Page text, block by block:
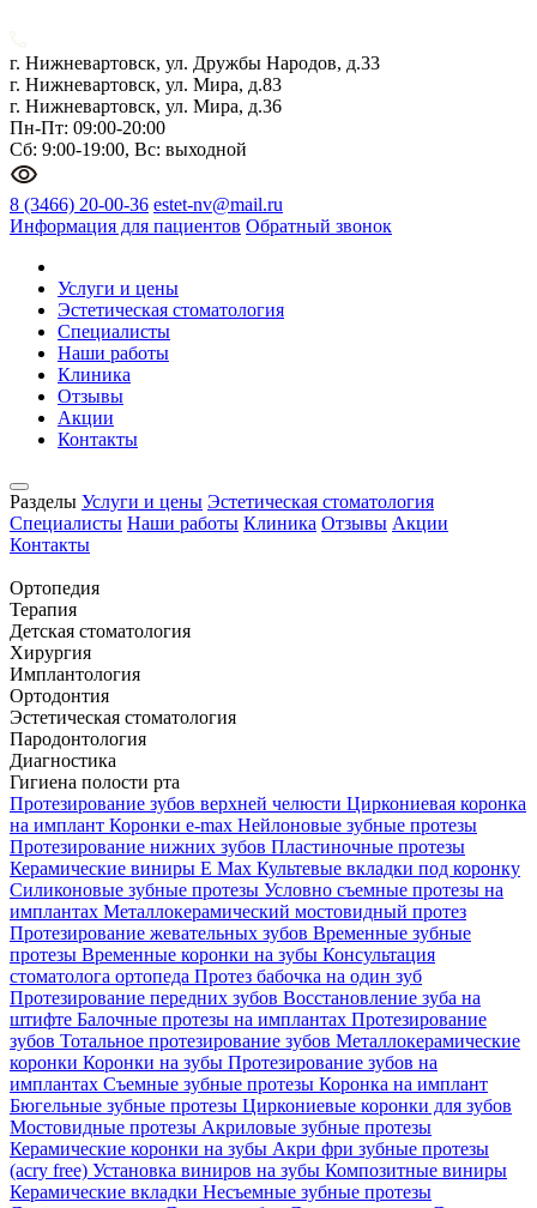
г. Нижневартовск, ул. Дружбы Народов, д.33
г. Нижневартовск, ул. Мира, д.83
г. Нижневартовск, ул. Мира, д.36
Пн-Пт: 09:00-20:00
Сб: 9:00-19:00, Вс: выходной
8 (3466) 20-00-36 estet-nv@mail.ru
Информация для пациентов Обратный звонок
Услуги и цены
Эстетическая стоматология
Специалисты
Наши работы
Клиника
Отзывы
Акции
Контакты
Разделы Услуги и цены Эстетическая стоматология
Специалисты Наши работы Клиника Отзывы Акции
Контакты
Ортопедия
Терапия
Детская стоматология
Хирургия
Имплантология
Ортодонтия
Эстетическая стоматология
Пародонтология
Диагностика
Гигиена полости рта
Протезирование зубов верхней челюсти Циркониевая коронка
на имплант Коронки e-max Нейлоновые зубные протезы
Протезирование нижних зубов Пластиночные протезы
Керамические виниры E Max Культевые вкладки под коронку
Силиконовые зубные протезы Условно съемные протезы на
имплантах Металлокерамический мостовидный протез
Протезирование жевательных зубов Временные зубные
протезы Временные коронки на зубы Консультация
стоматолога ортопеда Протез бабочка на один зуб
Протезирование передних зубов Восстановление зуба на
штифте Балочные протезы на имплантах Протезирование
зубов Тотальное протезирование зубов Металлокерамические
коронки Коронки на зубы Протезирование зубов на
имплантах Съемные зубные протезы Коронка на имплант
Бюгельные зубные протезы Циркониевые коронки для зубов
Мостовидные протезы Акриловые зубные протезы
Керамические коронки на зубы Акри фри зубные протезы
(acry free) Установка виниров на зубы Композитные виниры
Керамические вкладки Несъемные зубные протезы